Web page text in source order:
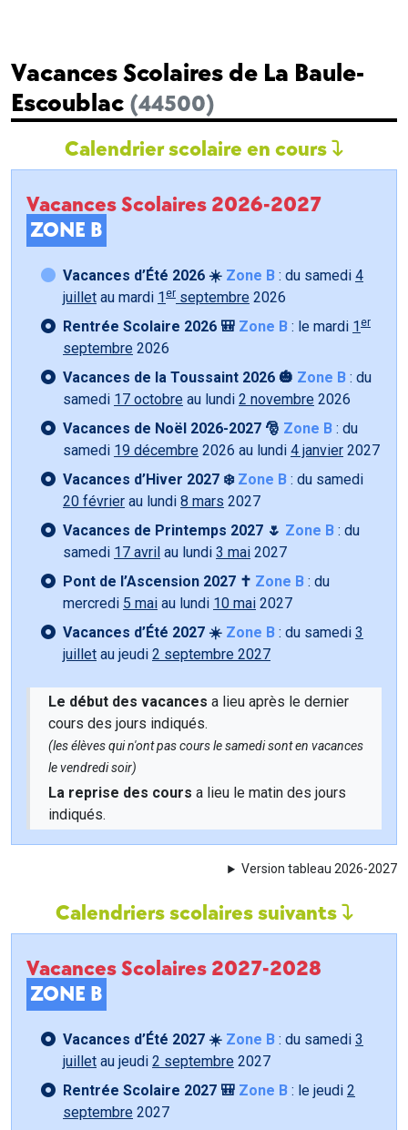
Vacances Scolaires de La Baule-
Escoublac (44500)
Calendrier scolaire en cours
Vacances Scolaires 2026-2027
ZONE B
Vacances d’Été 2026 ☀️ Zone B : du samedi 4
juillet au mardi 1 er septembre 2026
Rentrée Scolaire 2026 🎒 Zone B : le mardi 1 er
septembre 2026
Vacances de la Toussaint 2026 🎃 Zone B : du
samedi 17 octobre au lundi 2 novembre 2026
Vacances de Noël 2026-2027 🎅 Zone B : du
samedi 19 décembre 2026 au lundi 4 janvier 2027
Vacances d’Hiver 2027 ❄️ Zone B : du samedi
20 février au lundi 8 mars 2027
Vacances de Printemps 2027 🌷 Zone B : du
samedi 17 avril au lundi 3 mai 2027
Pont de l’Ascension 2027 ✝️ Zone B : du
mercredi 5 mai au lundi 10 mai 2027
Vacances d’Été 2027 ☀️ Zone B : du samedi 3
juillet au jeudi 2 septembre 2027
Le début des vacances a lieu après le dernier
cours des jours indiqués.
(les élèves qui n'ont pas cours le samedi sont en vacances
le vendredi soir)
La reprise des cours a lieu le matin des jours
indiqués.
Version tableau 2026-2027
Calendriers scolaires suivants
Vacances Scolaires 2027-2028
ZONE B
Vacances d’Été 2027 ☀️ Zone B : du samedi 3
juillet au jeudi 2 septembre 2027
Rentrée Scolaire 2027 🎒 Zone B : le jeudi 2
septembre 2027